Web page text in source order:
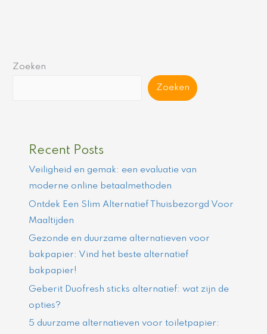
Zoeken
Zoeken
Recent Posts
Veiligheid en gemak: een evaluatie van
moderne online betaalmethoden
Ontdek Een Slim Alternatief Thuisbezorgd Voor
Maaltijden
Gezonde en duurzame alternatieven voor
bakpapier: Vind het beste alternatief
bakpapier!
Geberit Duofresh sticks alternatief: wat zijn de
opties?
5 duurzame alternatieven voor toiletpapier: